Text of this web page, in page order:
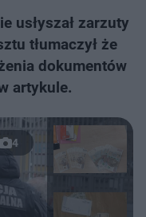
usłyszał zarzuty
tłumaczył że
dokumentów
artykule.
4